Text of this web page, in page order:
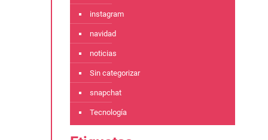
instagram
navidad
noticias
Sin categorizar
snapchat
Tecnología